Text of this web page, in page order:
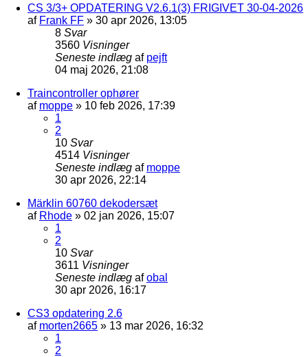
CS 3/3+ OPDATERING V2.6.1(3) FRIGIVET 30-04-2026
af Frank FF » 30 apr 2026, 13:05
8 Svar
3560 Visninger
Seneste indlæg af pejft
04 maj 2026, 21:08
Traincontroller ophører
af moppe » 10 feb 2026, 17:39
1
2
10 Svar
4514 Visninger
Seneste indlæg af moppe
30 apr 2026, 22:14
Märklin 60760 dekodersæt
af Rhode » 02 jan 2026, 15:07
1
2
10 Svar
3611 Visninger
Seneste indlæg afobal
30 apr 2026, 16:17
CS3 opdatering 2.6
af morten2665 » 13 mar 2026, 16:32
1
2